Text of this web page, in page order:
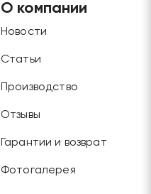
О компании
Новости
Статьи
Производство
Отзывы
Гарантии и возврат
Фотогалерея